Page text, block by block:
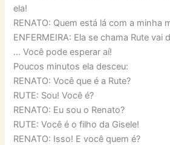
ela!
RENATO: Quem está lá com a minha
ENFERMEIRA: Ela se chama Rute vai
… Você pode esperar aí!
Poucos minutos ela desceu:
RENATO: Você que é a Rute?
RUTE: Sou! Você é?
RENATO: Eu sou o Renato?
RUTE: Você é o filho da Gisele!
RENATO: Isso! E você quem é?